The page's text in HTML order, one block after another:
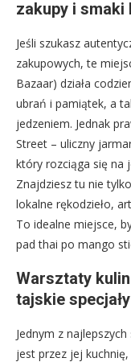
zakupy i smaki
Jeśli szukasz
zakupowych, te
Bazaar) działa
ubrań i pamiątek, a
jedzeniem. Jednak
Street – uliczny
który rozciąga się na
Znajdziesz tu nie
lokalne rękodzieło,
To idealne miejsce,
pad thai po mango
Warsztaty
tajskie specjały
Jednym z
jest przez jej